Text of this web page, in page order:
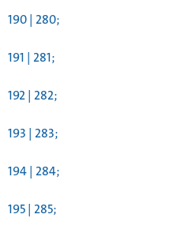
190 | 280;
191 | 281;
192 | 282;
193 | 283;
194 | 284;
195 | 285;